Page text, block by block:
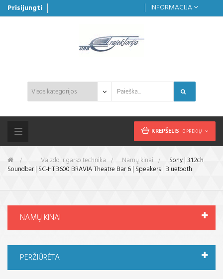
Prisijungti INFORMACIJA
KREPŠELIS 0 PREKIŲ
Toggle
navigation
&gt; Vaizdo ir garso technika > Namų kinai >
Sony | 3.1.2ch
Soundbar | SC-HTB600 BRAVIA Theatre Bar 6 | Speakers | Bluetooth
NAMŲ KINAI
PERŽIŪRĖTA